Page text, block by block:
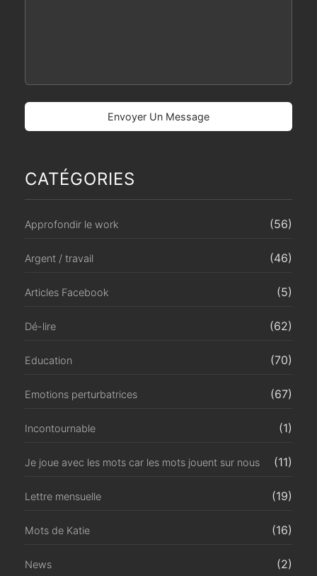
CATÉGORIES
Approfondir le work (56)
Argent / travail (46)
Articles Facebook (5)
Dé-lire (62)
Education (70)
Emotions perturbatrices (67)
Incontournable (1)
Je joue avec les mots car les mots jouent sur nous (11)
Lettre mensuelle (19)
Mots de Katie (16)
News (2)